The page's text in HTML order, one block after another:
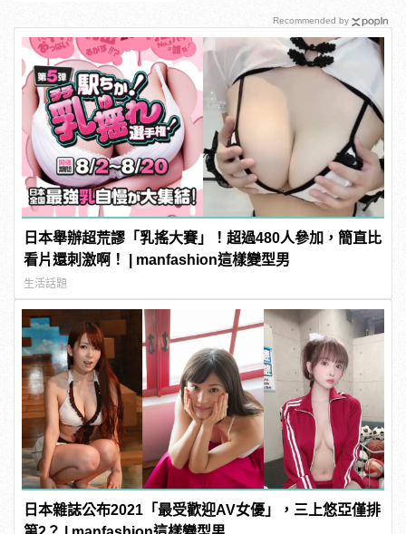
日本舉辦超荒謬「乳搖大賽」！超過480人參加，簡直比
看片還刺激啊！ | manfashion這樣變型男
生活話題
日本雜誌公布2021「最受歡迎AV女優」，三上悠亞僅排
Recommended by